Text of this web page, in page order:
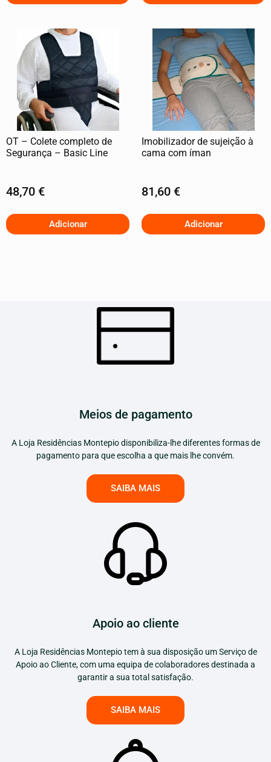
OT – Colete completo de
Segurança – Basic Line
48,70 €
Adicionar
Imobilizador de sujeição à
cama com íman
81,60 €
Adicionar
Meios de pagamento
A Loja Residências Montepio disponibiliza-lhe diferentes formas de
pagamento para que escolha a que mais lhe convém.
SAIBA MAIS
Apoio ao cliente
A Loja Residências Montepio tem à sua disposição um Serviço de
Apoio ao Cliente, com uma equipa de colaboradores destinada a
garantir a sua total satisfação.
SAIBA MAIS